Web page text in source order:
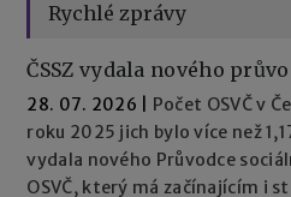
Rychlé zprávy
ČSSZ vydala nového
28. 07. 2026
Počet OSVČ v
roku 2025 jich bylo více než
vydala nového Průvodce
OSVČ, který má začínajícím i